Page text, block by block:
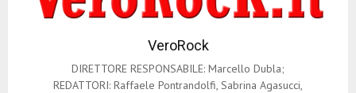
VeroRock
DIRETTORE RESPONSABILE: Marcello Dubla;
REDATTORI: Raffaele Pontrandolfi, Sabrina Agasucci,